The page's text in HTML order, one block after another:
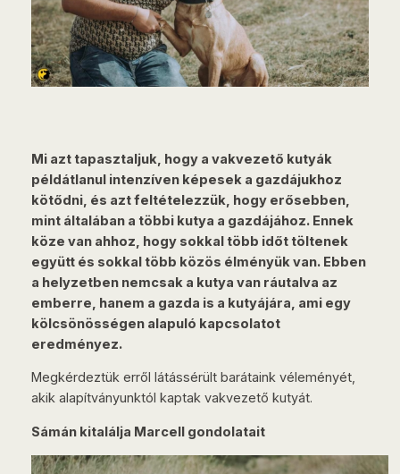
Mi azt tapasztaljuk, hogy a vakvezető kutyák
példátlanul intenzíven képesek a gazdájukhoz
kötődni, és azt feltételezzük, hogy erősebben,
mint általában a többi kutya a gazdájához. Ennek
köze van ahhoz, hogy sokkal több időt töltenek
együtt és sokkal több közös élményük van. Ebben
a helyzetben nemcsak a kutya van ráutalva az
emberre, hanem a gazda is a kutyájára, ami egy
kölcsönösségen alapuló kapcsolatot
eredményez.
Megkérdeztük erről látássérült barátaink véleményét,
akik alapítványunktól kaptak vakvezető kutyát.
Sámán kitalálja Marcell gondolatait